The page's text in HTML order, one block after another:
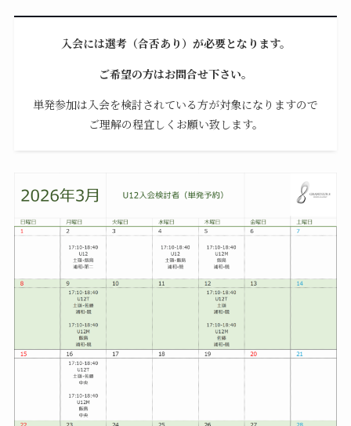
入会には選考（合否あり）が必要となります。
ご希望の方はお問合せ下さい。
単発参加は入会を検討されている方が対象になりますので
ご理解の程宜しくお願い致します。